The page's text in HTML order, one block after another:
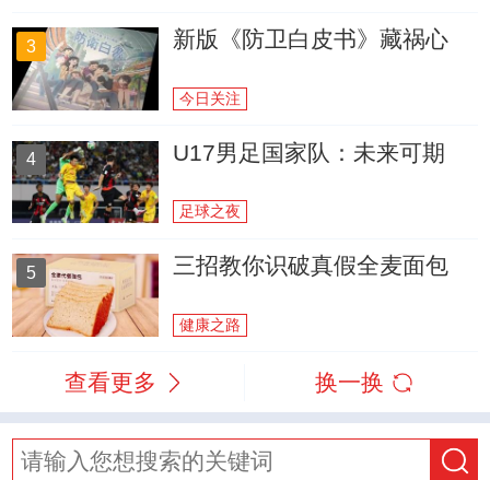
3 新版《防卫白皮书》藏祸心
今日关注
4 U17男足国家队：未来可期
足球之夜
5 三招教你识破真假全麦面包
健康之路
查看更多 换一换